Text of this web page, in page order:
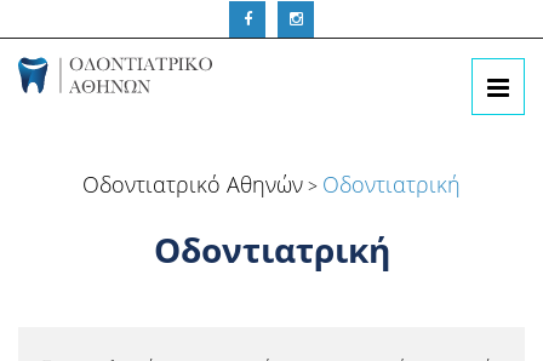
Οδοντιατρικό Αθηνών > Οδοντιατρική
Οδοντιατρική